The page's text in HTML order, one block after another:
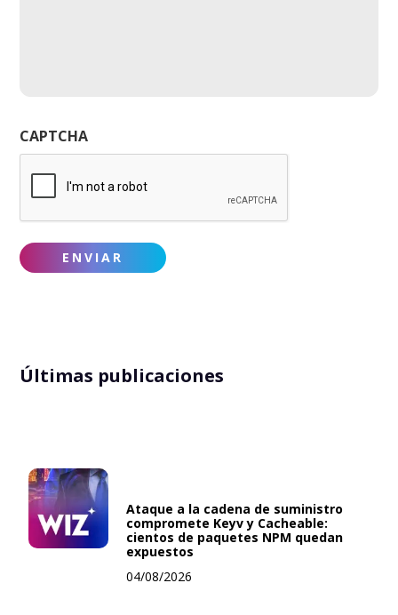
CAPTCHA
Últimas publicaciones
Ataque a la cadena de suministro
compromete Keyv y Cacheable:
cientos de paquetes NPM quedan
expuestos
04/08/2026